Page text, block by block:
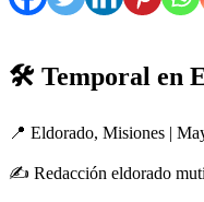
🛠️ Temporal en
📍 Eldorado, Misiones |
✍️ Redacción eldorado